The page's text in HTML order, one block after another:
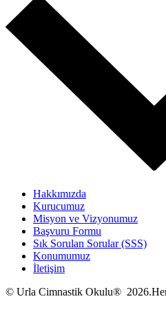
Hakkımızda
Kurucumuz
Misyon ve Vizyonumuz
Başvuru Formu
Sık Sorulan Sorular (SSS)
Konumumuz
İletişim
© Urla Cimnastik Okulu® 2026.Her